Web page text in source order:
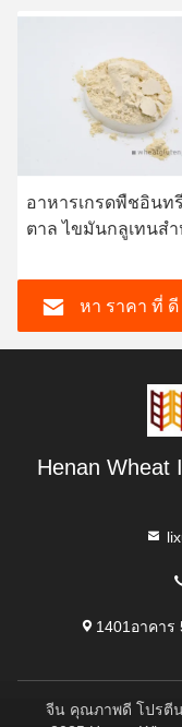
อาหารเกรดพืชอินท
ตาล ไขมันกลูเทนสํ
หา ราคา ที่
Henan Wheat
1401อาคาร
จีน คุณภาพดี โปรตี